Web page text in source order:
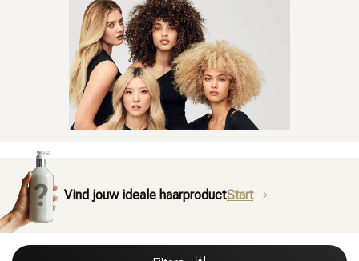
Vind jouw ideale haarproductStart